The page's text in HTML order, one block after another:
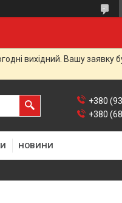
вихідний. Вашу
+380
+380
НОВИНИ